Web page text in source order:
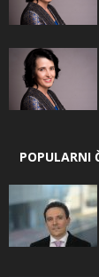
POPULARNI